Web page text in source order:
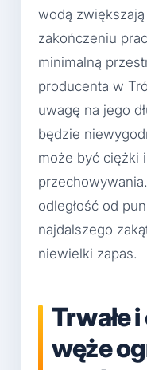
wodą
zakończeniu
minimalną
producenta w
uwagę na jego
będzie
może być ciężki
odległość od
najdalszego
niewielki zapas.
Trwałe
węże